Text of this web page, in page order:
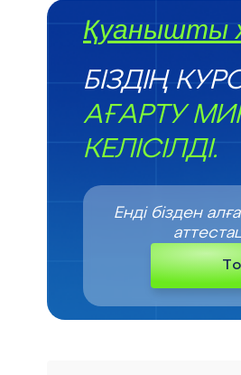
Қуанышты
БІЗДІҢ
АҒАРТУ
КЕЛІСІЛДІ.
Енді бізден